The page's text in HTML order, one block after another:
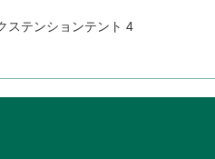
ステンションテント 4